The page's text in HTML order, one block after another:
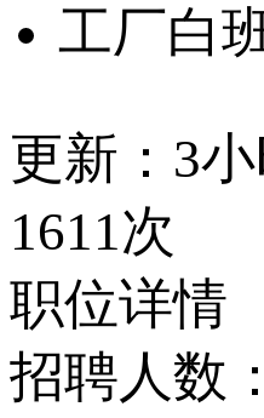
工厂白
更新：3
1611次
职位详情
招聘人数